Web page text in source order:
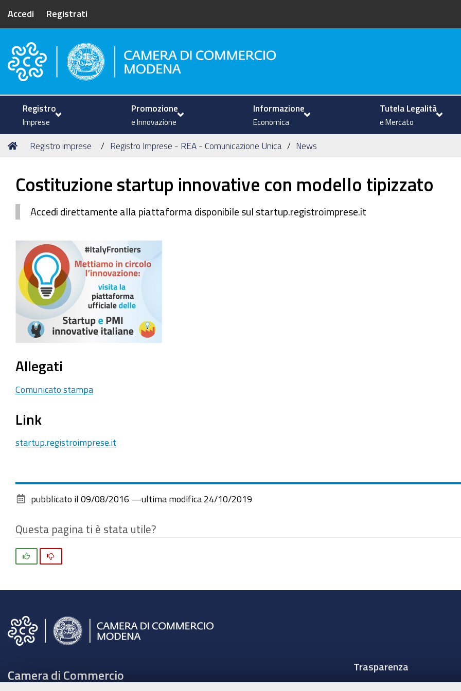
Accedi Registrati
Camera di Commercio di Modena
Registro
Imprese
Promozione
e Innovazione
Informazione
Economica
Tutela Legalità
e Mercato
Tu
Home
Registro imprese Registro Imprese - REA - Comunicazione Unica News
Costituzione startup innovative con modello tipizzato
Accedi direttamente alla piattaforma disponibile sul startup.registroimprese.it
Allegati
Comunicato stampa
Link
startup.registroimprese.it
pubblicato il 09/08/2016 —ultima modifica 24/10/2019
Questa pagina ti è stata utile?
Camera di Commercio
Trasparenza